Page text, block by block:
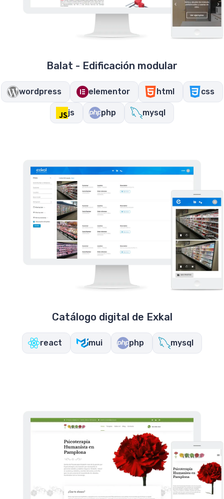
Balat - Edificación modular
wordpress elementor html css
js php mysql
Catálogo digital de Exkal
react mui php mysql